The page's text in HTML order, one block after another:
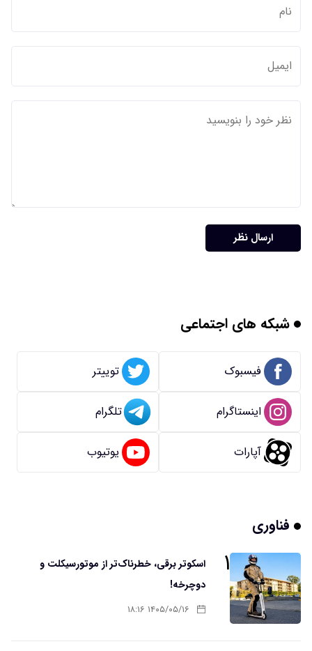
ارسال نظر
شبکه های اجتماعی
فیسبوک توییتر
اینستاگرام تلگرام
آپارات یوتیوب
فناوری
۱
اسکوتر برقی، خطرناک‌تر از موتورسیکلت و
دوچرخه!
۱۴۰۵/۰۵/۱۶ ۱۸:۱۶